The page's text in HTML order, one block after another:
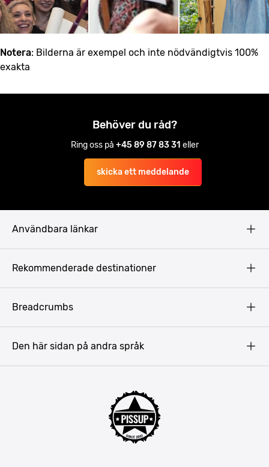
Notera: Bilderna är exempel och inte nödvändigtvis 100%
exakta
Behöver du råd?
Ring oss på +45 89 87 83 31 eller
skicka ett meddelande
Användbara länkar
Rekommenderade destinationer
Breadcrumbs
Den här sidan på andra språk